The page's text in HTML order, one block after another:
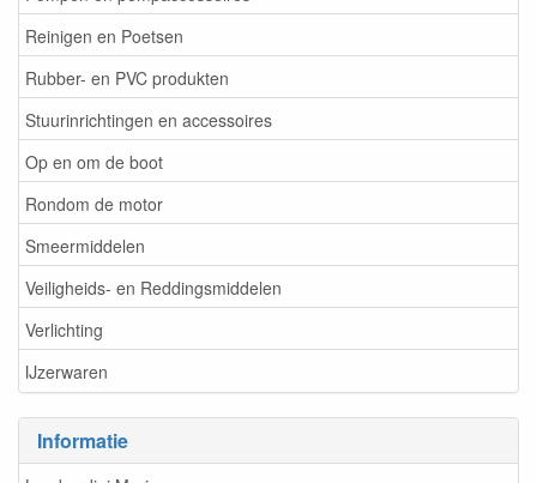
Reinigen en Poetsen
Rubber- en PVC produkten
Stuurinrichtingen en accessoires
Op en om de boot
Rondom de motor
Smeermiddelen
Veiligheids- en Reddingsmiddelen
Verlichting
IJzerwaren
Informatie